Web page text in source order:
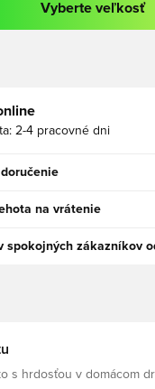
alebo
Vyberte veľkosť
2-4 pracovné dni
na vrátenie
spokojných zákazníkov
s hrdosťou v domácom